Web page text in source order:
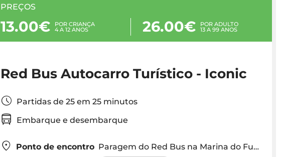
PREÇOS
13.00€ POR CRIANÇA
4 A 12 ANOS 26.00€ POR ADULTO
13 A 99 ANOS
Red Bus Autocarro Turístico - Iconic
Partidas de 25 em 25 minutos
Embarque e desembarque
Ponto de encontro Paragem do Red Bus na Marina do Funchal - um autocarro a cada25 minutos